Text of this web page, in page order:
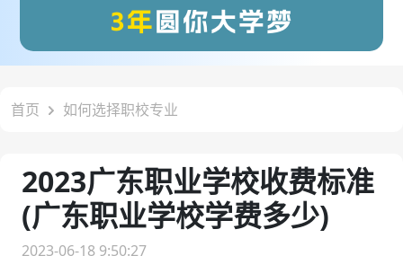
3年圆你大学梦
首页 如何选择职校专业
2023广东职业学校收费标准
(广东职业学校学费多少)
2023-06-18 9:50:27